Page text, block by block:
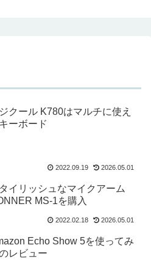
クール K780はマルチに使え
ーボード
2022.09.19 2026.05.01
イリッシュなマイクアーム
MS-1を購入
2022.02.18 2026.05.01
Echo Show 5を使ってみ
レビュー